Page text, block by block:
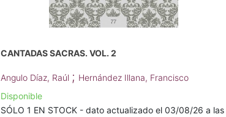
CANTADAS SACRAS. VOL. 2
Angulo Díaz, Raúl ; Hernández Illana, Francisco
Disponible
SÓLO 1 EN STOCK - dato actualizado el 03/08/26 a las